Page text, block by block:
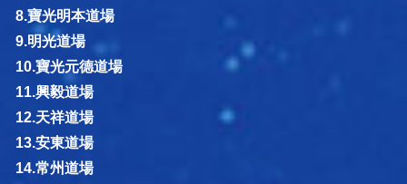
8.寶光明本道場
9.明光道場
10.寶光元德道場
11.興毅道場
12.天祥道場
13.安東道場
14.常州道場